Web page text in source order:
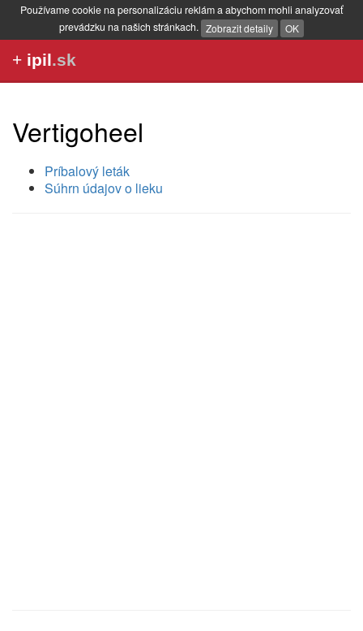
Používame cookie na personalizáciu reklám a abychom mohli analyzovať
prevádzku na našich stránkach. Zobrazit detaily OK
+ ipil.sk
Vertigoheel
Príbalový leták
Súhrn údajov o lieku